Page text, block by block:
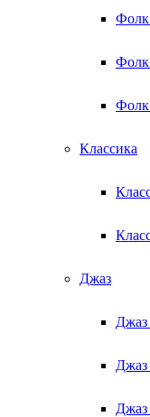
Фолк
Фолк
Классика
Джаз
Джаз
Джаз
Джаз